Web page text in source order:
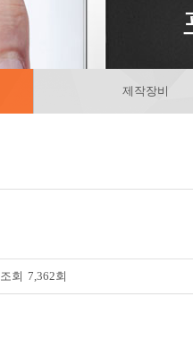
제작장비
조회 7,362회